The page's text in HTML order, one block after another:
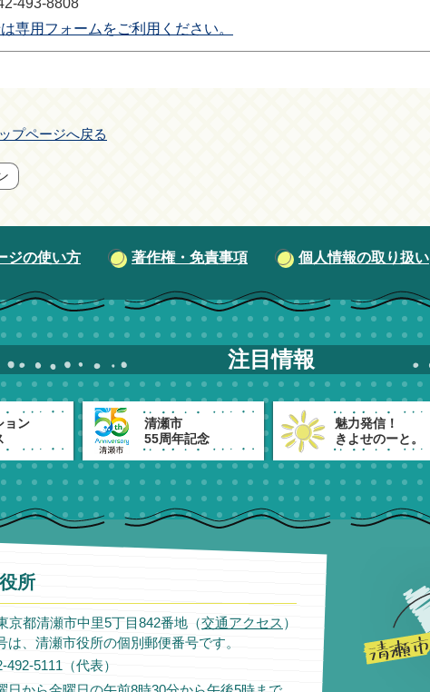
493-8808
専用フォームをご利用ください。
プページへ戻る
ジの使い方 著作権・免責事項 個人情報の取り扱い
注目情報
ョン
清瀬市
55周年記念
魅力発信！
きよせのーと。
所
都清瀬市中里5丁目842番地（交通アクセス ）
、清瀬市役所の個別郵便番号です。
5111（代表）